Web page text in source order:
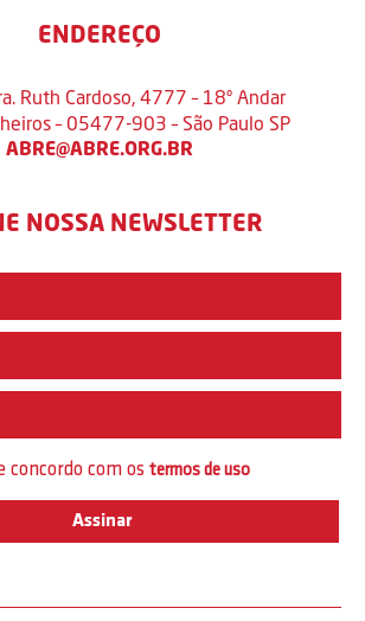
ENDEREÇO
Ruth Cardoso, 4777 – 18º Andar
– 05477-903 – São Paulo SP
ABRE@ABRE.ORG.BR
NOSSA NEWSLETTER
concordo com os termos de uso